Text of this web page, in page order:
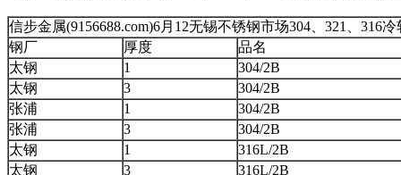
信步金属(9156688.com)6月12无锡不锈钢市场304、321、316
钢厂
厚度
品名
太钢
1
304/2B
太钢
3
304/2B
张浦
1
304/2B
张浦
3
304/2B
太钢
1
316L/2B
太钢
3
316L/2B